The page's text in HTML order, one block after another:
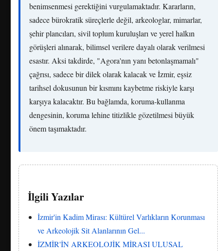
benimsenmesi gerektiğini vurgulamaktadır. Kararların,
sadece bürokratik süreçlerle değil, arkeologlar, mimarlar,
şehir plancıları, sivil toplum kuruluşları ve yerel halkın
görüşleri alınarak, bilimsel verilere dayalı olarak verilmesi
esastır. Aksi takdirde, "Agora'nın yanı betonlaşmamalı"
çağrısı, sadece bir dilek olarak kalacak ve İzmir, eşsiz
tarihsel dokusunun bir kısmını kaybetme riskiyle karşı
karşıya kalacaktır. Bu bağlamda, koruma-kullanma
dengesinin, koruma lehine titizlikle gözetilmesi büyük
önem taşımaktadır.
İlgili Yazılar
İzmir'in Kadim Mirası: Kültürel Varlıkların Korunması
ve Arkeolojik Sit Alanlarının Gel...
İZMİR'İN ARKEOLOJİK MİRASI ULUSAL